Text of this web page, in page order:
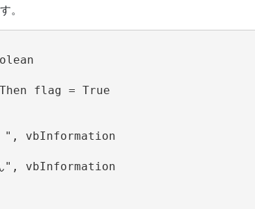
。
flag = True
", vbInformation
", vbInformation